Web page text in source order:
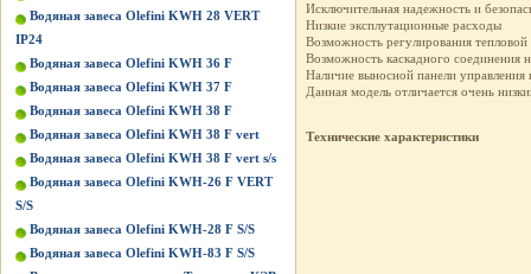
Водяная завеса Olefini KWH 28 VERT
IP24
Водяная завеса Olefini KWH 36 F
Водяная завеса Olefini KWH 37 F
Водяная завеса Olefini KWH 38 F
Водяная завеса Olefini KWH 38 F vert
Водяная завеса Olefini KWH 38 F vert s/s
Водяная завеса Olefini KWH-26 F VERT
S/S
Водяная завеса Olefini KWH-28 F S/S
Водяная завеса Olefini KWH-83 F S/S
Исключительная надежность и
Низкие эксплутационные расходы
Возможность регулирования
Возможность каскадного соединения
Наличие выносной панели
Данная модель отличается очень
Технические характеристики